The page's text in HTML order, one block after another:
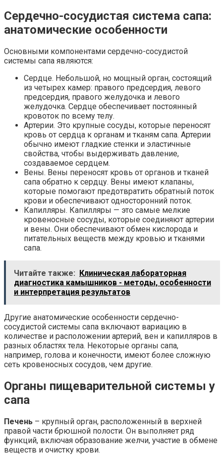
Сердечно-сосудистая система сапа:
анатомические особенности
Основными компонентами сердечно-сосудистой
системы сапа являются:
Сердце. Небольшой, но мощный орган, состоящий
из четырех камер: правого предсердия, левого
предсердия, правого желудочка и левого
желудочка. Сердце обеспечивает постоянный
кровоток по всему телу.
Артерии. Это крупные сосуды, которые переносят
кровь от сердца к органам и тканям сапа. Артерии
обычно имеют гладкие стенки и эластичные
свойства, чтобы выдерживать давление,
создаваемое сердцем.
Вены. Вены переносят кровь от органов и тканей
сапа обратно к сердцу. Вены имеют клапаны,
которые помогают предотвратить обратный поток
крови и обеспечивают односторонний поток.
Капилляры. Капилляры — это самые мелкие
кровеносные сосуды, которые соединяют артерии
и вены. Они обеспечивают обмен кислорода и
питательных веществ между кровью и тканями
сапа.
Читайте также: Клиническая лабораторная
диагностика камышников - методы, особенности
и интерпретация результатов
Другие анатомические особенности сердечно-
сосудистой системы сапа включают вариацию в
количестве и расположении артерий, вен и капилляров в
разных областях тела. Некоторые органы сапа,
например, голова и конечности, имеют более сложную
сеть кровеносных сосудов, чем другие.
Органы пищеварительной системы у
сапа
Печень – крупный орган, расположенный в верхней
правой части брюшной полости. Он выполняет ряд
функций, включая образование желчи, участие в обмене
веществ и очистку крови.